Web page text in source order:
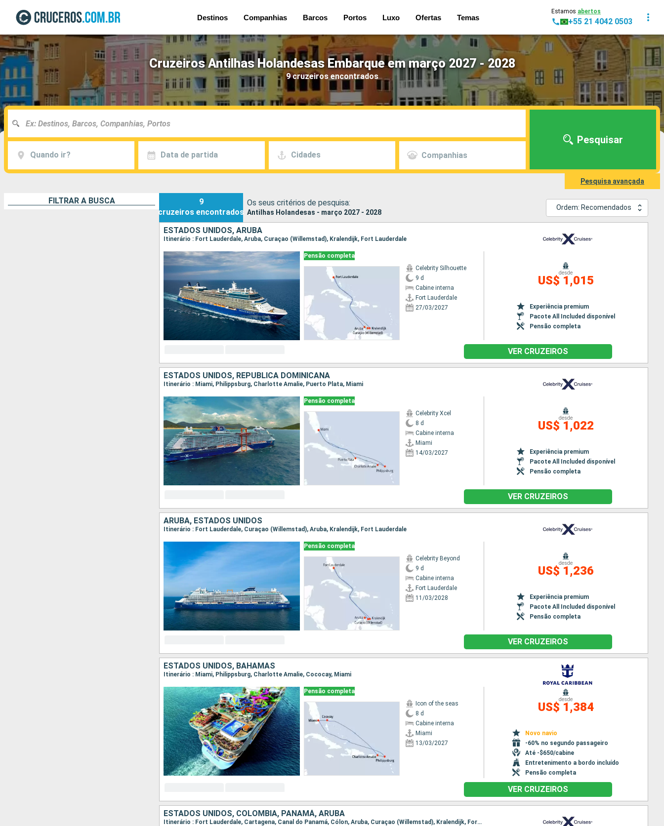
Destinos Companhias Barcos Portos Luxo Ofertas Temas
Estamos abertos
+55 21 4042 0503
Cruzeiros Antilhas Holandesas Embarque em março 2027 - 2028
9 cruzeiros encontrados
Quando ir? Data de partida Cidades Companhias
Pesquisar
Pesquisa avançada
FILTRAR A BUSCA
9
cruzeiros encontrados
Os seus critérios de pesquisa:
Antilhas Holandesas - março 2027 - 2028
Ordem: Recomendados
ESTADOS UNIDOS, ARUBA
Itinerário : Fort Lauderdale, Aruba, Curaçao (Willemstad), Kralendijk, Fort Lauderdale
Pensão completa
Celebrity Silhouette
9 d
Cabine interna
Fort Lauderdale
27/03/2027
desde
US$ 1,015
Experiência premium
Pacote All Included disponível
Pensão completa
VER CRUZEIROS
ESTADOS UNIDOS, REPUBLICA DOMINICANA
Itinerário : Miami, Philippsburg, Charlotte Amalie, Puerto Plata, Miami
Pensão completa
Celebrity Xcel
8 d
Cabine interna
Miami
14/03/2027
desde
US$ 1,022
Experiência premium
Pacote All Included disponível
Pensão completa
VER CRUZEIROS
ARUBA, ESTADOS UNIDOS
Itinerário : Fort Lauderdale, Curaçao (Willemstad), Aruba, Kralendijk, Fort Lauderdale
Pensão completa
Celebrity Beyond
9 d
Cabine interna
Fort Lauderdale
11/03/2028
desde
US$ 1,236
Experiência premium
Pacote All Included disponível
Pensão completa
VER CRUZEIROS
ESTADOS UNIDOS, BAHAMAS
Itinerário : Miami, Philippsburg, Charlotte Amalie, Cococay, Miami
Pensão completa
Icon of the seas
8 d
Cabine interna
Miami
13/03/2027
desde
US$ 1,384
Novo navio
-60% no segundo passageiro
Até -$650/cabine
Entretenimento a bordo incluído
Pensão completa
VER CRUZEIROS
ESTADOS UNIDOS, COLOMBIA, PANAMÁ, ARUBA
Itinerário : Fort Lauderdale, Cartagena, Canal do Panamá, Cólon, Aruba, Curaçao (Willemstad), Kralendijk, Fort Lauderdale